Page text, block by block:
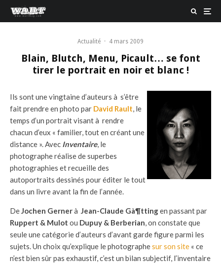
Actualité · 4 mars 2009
Blain, Blutch, Menu, Picault… se font
tirer le portrait en noir et blanc !
Ils sont une vingtaine d’auteurs à s’être
fait prendre en photo par David Rault, le
temps d’un portrait visant à rendre
chacun d’eux « familier, tout en créant une
distance ». Avec Inventaire, le
photographe réalise de superbes
photographies et recueille des
autoportraits dessinés pour éditer le tout
dans un livre avant la fin de l’année.
DeJochen Gernerà Jean-Claude Gà¶ttingen passant par
Ruppert & Mulot ou Dupuy & Berberian, on constate que
seule une catégorie d’auteurs d’avant garde figure parmi les
sujets. Un choix qu’explique le photographesur son site « ce
n’est bien sûr pas exhaustif, c’est un bilan subjectif, l’inventaire